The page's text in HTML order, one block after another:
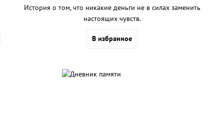
История о том, что никакие деньги не в силах заменить
настоящих чувств.
В избранное